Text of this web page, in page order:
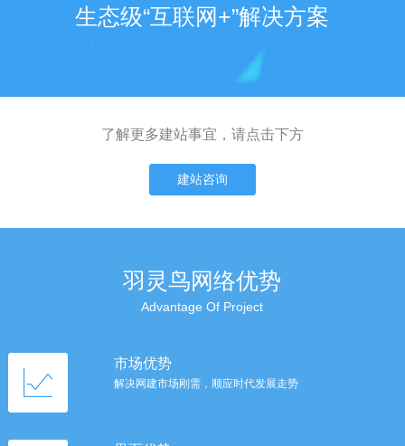
生态级“互联网+”解决方案
了解更多建站事宜，请点击下方
建站咨询
羽灵鸟网络优势
Advantage Of Project
市场优势
解决网建市场刚需，顺应时代发展走势